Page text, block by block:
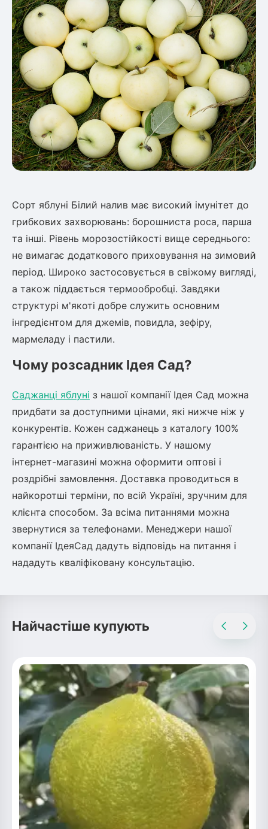
Сорт яблуні Білий налив має високий імунітет до
грибкових захворювань: борошниста роса, парша
та інші. Рівень морозостійкості вище середнього:
не вимагає додаткового приховування на зимовий
період. Широко застосовується в свіжому вигляді,
а також піддається термообробці. Завдяки
структурі м'якоті добре служить основним
інгредієнтом для джемів, повидла, зефіру,
мармеладу і пастили.
Чому розсадник Ідея Сад?
Саджанці яблуні з нашої компанії Ідея Сад можна
придбати за доступними цінами, які нижче ніж у
конкурентів. Кожен саджанець з каталогу 100%
гарантією на приживлюваність. У нашому
інтернет-магазині можна оформити оптові і
роздрібні замовлення. Доставка проводиться в
найкоротші терміни, по всій Україні, зручним для
клієнта способом. За всіма питаннями можна
звернутися за телефонами. Менеджери нашої
компанії ІдеяСад дадуть відповідь на питання і
нададуть кваліфіковану консультацію.
Найчастіше купують